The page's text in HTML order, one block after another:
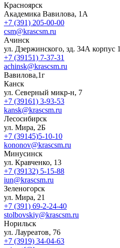
Красноярск
Академика Вавилова, 1А
+7 (391) 205-00-00
csm@krascsm.ru
Ачинск
ул. Дзержинского, зд. 34А корпус 1
+7 (39151) 7-37-31
achinsk@krascsm.ru
Вавилова,1г
Канск
ул. Северный микр-н, 7
+7 (39161) 3-93-53
kansk@krascsm.ru
Лесосибирск
ул. Мира, 2Б
+7 (39145)5-10-10
kononov@krascsm.ru
Минусинск
ул. Кравченко, 13
+7 (39132) 5-15-88
iun@krascsm.ru
Зеленогорск
ул. Мира, 21
+7 (391) 69-2-24-40
stolbovskiy@krascsm.ru
Норильск
ул. Лауреатов, 76
+7 (3919) 34-04-63